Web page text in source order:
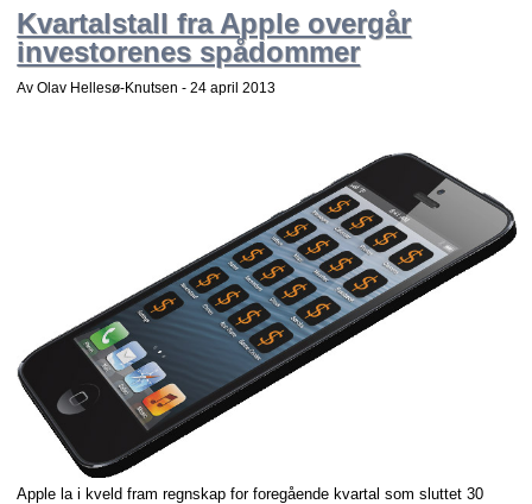
Kvartalstall fra Apple overgår
investorenes spådommer
Av Olav Hellesø-Knutsen -24 april 2013
Apple la i kveld fram regnskap for foregående kvartal som sluttet 30